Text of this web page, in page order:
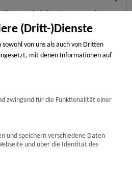
(Dritt-)Dienste
von uns als auch von Dritten
mit denen Informationen auf
oder von Ihrem Endgerät abgerufen
, Marketing- und Statistik-Cookies. Bei den
sich um solche, die technisch notwendig
Dienst bereitzustellen, die übrigen
einer von Ihnen erteilten Einwilligung
Personen, die das 16. Lebensjahr
die Zustimmung der
Ihre Entscheidung jederzeit mit Wirkung
Sie dazu lediglich den Cookie-Banner
zwingend für die Funktionalität einer
und speichern verschiedene Daten
und über die Identität des
und diskutieren...mehr